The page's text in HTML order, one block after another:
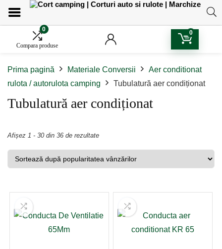
0
Compara produse
0
Prima pagină Materiale Conversii
Aer conditionat
rulota / autorulota camping
Tubulatură aer condiționat
Tubulatură aer condiționat
Afișez 1 - 30 din 36 de rezultateSorted
by
popularity